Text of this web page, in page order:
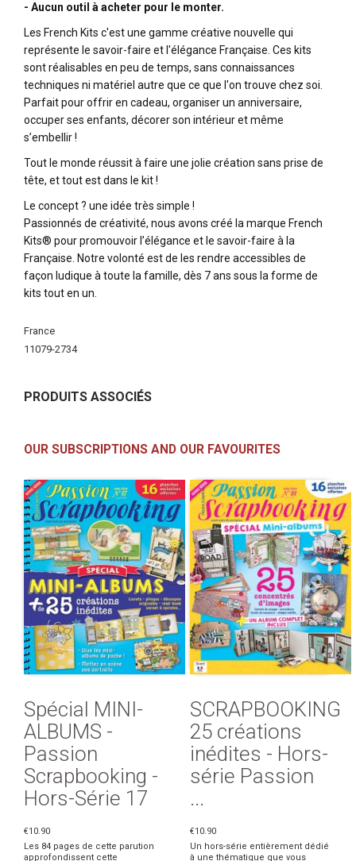
- Aucun outil à acheter pour le monter.
Les French Kits c'est une gamme créative nouvelle qui
représente le savoir-faire et l'élégance Française. Ces kits
sont réalisables en peu de temps, sans connaissances
techniques ni matériel autre que ce que l'on trouve chez soi.
Parfait pour offrir en cadeau, organiser un anniversaire,
occuper ses enfants, décorer son intérieur et même
s’embellir !
Tout le monde réussit à faire une jolie création sans prise de
tête, et tout est dans le kit !
Le concept ? une idée très simple !
Passionnés de créativité, nous avons créé la marque French
Kits® pour promouvoir l’élégance et le savoir-faire à la
Française. Notre volonté est de les rendre accessibles de
façon ludique à toute la famille, dès 7 ans sous la forme de
kits tout en un.
More
Information
France
11079-2734
PRODUITS ASSOCIÉS
OUR SUBSCRIPTIONS AND OUR FAVOURITES
Spécial MINI-
ALBUMS -
Passion
Scrapbooking -
Hors-Série 17
€10.90
Les 84 pages de cette parution
approfondissent cette
SCRAPBOOKING
25 créations
inédites - Hors-
série Passion
...
€10.90
Un hors-série entièrement dédié
à une thématique que vous